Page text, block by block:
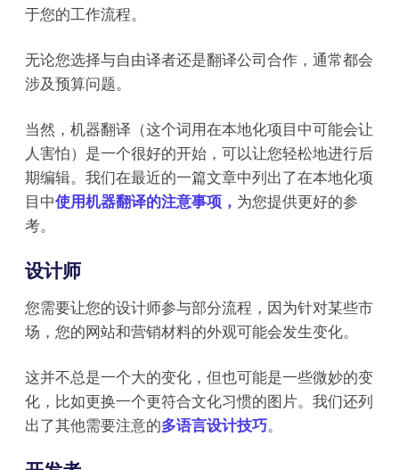
于您的工作流程。
无论您选择与自由译者还是翻译公司合作，通常都会
涉及预算问题。
当然，机器翻译（这个词用在本地化项目中可能会让
人害怕）是一个很好的开始，可以让您轻松地进行后
期编辑。我们在最近的一篇文章中列出了在本地化项
目中使用机器翻译的注意事项， 为您提供更好的参
考。
设计师
您需要让您的设计师参与部分流程，因为针对某些市
场，您的网站和营销材料的外观可能会发生变化。
这并不总是一个大的变化，但也可能是一些微妙的变
化，比如更换一个更符合文化习惯的图片。我们还列
出了其他需要注意的多语言设计技巧。